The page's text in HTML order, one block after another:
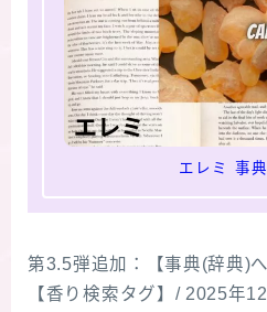
エレミ 事
第3.5弾追加：【事典(辞典)
【香り検索タグ】/ 2025年